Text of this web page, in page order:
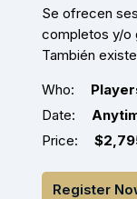
Se ofrecen
completos y/o
También
Who:
Date:
Price:
Register